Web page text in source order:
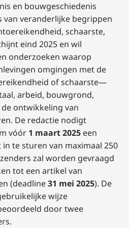
en bouwgeschiedenis
van veranderlijke begrippen
schaarste,
eind 2025 en wil
onderzoeken waarop
omgingen met de
of schaarste—
arbeid, bouwgrond,
ontwikkeling van
De redactie nodigt
vóór 1 maart 2025 een
te sturen van maximaal 250
zal worden gevraagd
tot een artikel van
(deadline31 mei 2025). De
wijze
door twee